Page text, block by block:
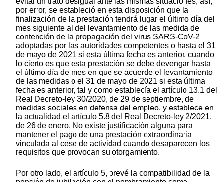
por error, se estableció en esta disposición que la
finalización de la prestación tendrá lugar el último día del
mes siguiente al del levantamiento de las medida de
contención de la propagación del virus SARS-CoV-2
adoptadas por las autoridades competentes o hasta el 31
de mayo de 2021 si esta última fecha es anterior, cuando
lo cierto es que esta prestación se debe devengar hasta
el último día de mes en que se acuerde el levantamiento
de las medidas o el 31 de mayo de 2021 si esta última
fecha es anterior, tal y como establecía el artículo 13.1 del
Real Decreto-ley 30/2020, de 29 de septiembre, de
medidas sociales en defensa del empleo, y establece en
la actualidad el artículo 5.8 del Real Decreto-ley 2/2021,
de 26 de enero. No existe justificación alguna para
mantener el pago de una prestación extraordinaria
vinculada al cese de actividad cuando desaparecen los
requisitos que provocan su otorgamiento.
Por otro lado, el artículo 5, prevé la compatibilidad de la